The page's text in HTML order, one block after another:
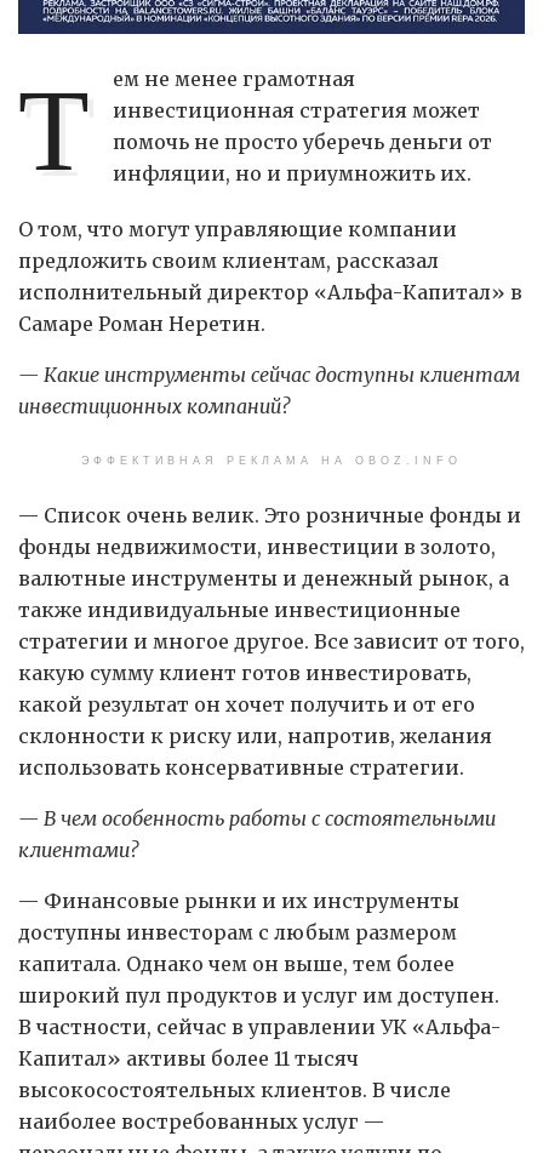
Т
ем не менее грамотная
инвестиционная стратегия может
помочь не просто уберечь деньги от
инфляции, но и приумножить их.
О том, что могут управляющие компании
предложить своим клиентам, рассказал
исполнительный директор «Альфа-Капитал» в
Самаре Роман Неретин.
— Какие инструменты сейчас доступны клиентам
инвестиционных компаний?
ЭФФЕКТИВНАЯ РЕКЛАМА НА OBOZ.INFO
— Список очень велик. Это розничные фонды и
фонды недвижимости, инвестиции в золото,
валютные инструменты и денежный рынок, а
также индивидуальные инвестиционные
стратегии и многое другое. Все зависит от того,
какую сумму клиент готов инвестировать,
какой результат он хочет получить и от его
склонности к риску или, напротив, желания
использовать консервативные стратегии.
— В чем особенность работы с состоятельными
клиентами?
— Финансовые рынки и их инструменты
доступны инвесторам с любым размером
капитала. Однако чем он выше, тем более
широкий пул продуктов и услуг им доступен.
В частности, сейчас в управлении УК «Альфа-
Капитал» активы более 11 тысяч
высокосостоятельных клиентов. В числе
наиболее востребованных услуг —